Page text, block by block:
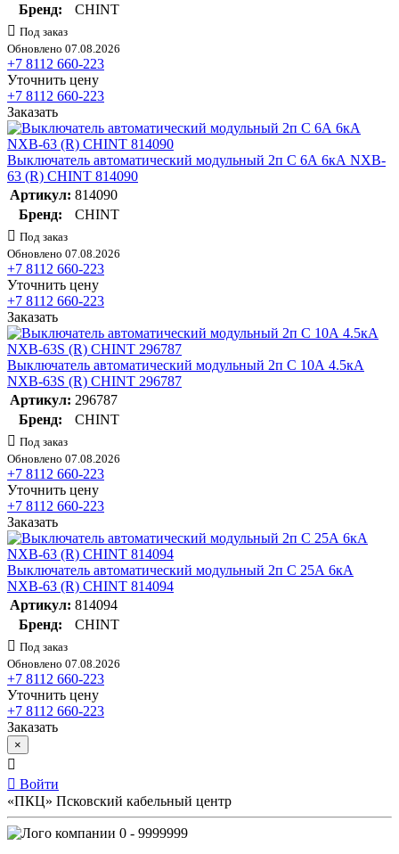
Бренд:
CHINT
Под заказ
Обновлено 07.08.2026
+7 8112 660-223
Уточнить цену
+7 8112 660-223
Заказать
Выключатель автоматический модульный 2п C 6А 6кА NXB-
63 (R) CHINT 814090
Артикул: 814090
Бренд:
CHINT
Под заказ
Обновлено 07.08.2026
+7 8112 660-223
Уточнить цену
+7 8112 660-223
Заказать
Выключатель автоматический модульный 2п C 10А 4.5кА
NXB-63S (R) CHINT 296787
Артикул: 296787
Бренд:
CHINT
Под заказ
Обновлено 07.08.2026
+7 8112 660-223
Уточнить цену
+7 8112 660-223
Заказать
Выключатель автоматический модульный 2п C 25А 6кА
NXB-63 (R) CHINT 814094
Артикул: 814094
Бренд:
CHINT
Под заказ
Обновлено 07.08.2026
+7 8112 660-223
Уточнить цену
+7 8112 660-223
Заказать
×
Войти
«ПКЦ» Псковский кабельный центр
0 - 9999999